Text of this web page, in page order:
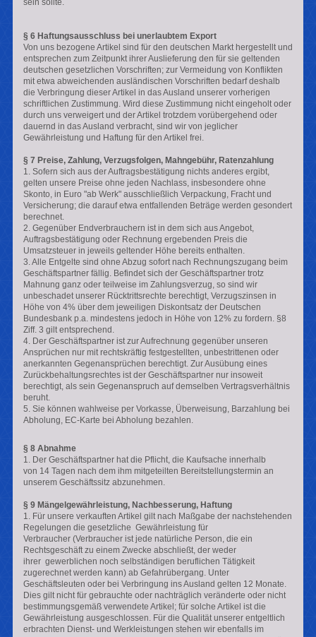
sein sollte.
§ 6 Haftungsausschluss bei unerlaubtem Export
Von uns bezogene Artikel sind für den deutschen Markt hergestellt und
entsprechen zum Zeitpunkt ihrer Auslieferung den für sie geltenden
deutschen gesetzlichen Vorschriften; zur Vermeidung von Konflikten
mit etwa abweichenden ausländischen Vorschriften bedarf deshalb
die Verbringung dieser Artikel in das Ausland unserer vorherigen
schriftlichen Zustimmung. Wird diese Zustimmung nicht eingeholt oder
durch uns verweigert und der Artikel trotzdem vorübergehend oder
dauernd in das Ausland verbracht, sind wir von jeglicher
Gewährleistung und Haftung für den Artikel frei.
§ 7 Preise, Zahlung, Verzugsfolgen, Mahngebühr, Ratenzahlung
1. Sofern sich aus der Auftragsbestätigung nichts anderes ergibt,
gelten unsere Preise ohne jeden Nachlass, insbesondere ohne
Skonto, in Euro "ab Werk" ausschließlich Verpackung, Fracht und
Versicherung; die darauf etwa entfallenden Beträge werden gesondert
berechnet.
2. Gegenüber Endverbrauchern ist in dem sich aus Angebot,
Auftragsbestätigung oder Rechnung ergebenden Preis die
Umsatzsteuer in jeweils geltender Höhe bereits enthalten.
3. Alle Entgelte sind ohne Abzug sofort nach Rechnungszugang beim
Geschäftspartner fällig. Befindet sich der Geschäftspartner trotz
Mahnung ganz oder teilweise im Zahlungsverzug, so sind wir
unbeschadet unserer Rücktrittsrechte berechtigt, Verzugszinsen in
Höhe von 4% über dem jeweiligen Diskontsatz der Deutschen
Bundesbank p.a. mindestens jedoch in Höhe von 12% zu fordern. §8
Ziff. 3 gilt entsprechend.
4. Der Geschäftspartner ist zur Aufrechnung gegenüber unseren
Ansprüchen nur mit rechtskräftig festgestellten, unbestrittenen oder
anerkannten Gegenansprüchen berechtigt. Zur Ausübung eines
Zurückbehaltungsrechtes ist der Geschäftspartner nur insoweit
berechtigt, als sein Gegenanspruch auf demselben Vertragsverhältnis
beruht.
5. Sie können wahlweise per Vorkasse, Überweisung, Barzahlung bei
Abholung, EC-Karte bei Abholung bezahlen.
§ 8 Abnahme
1. Der Geschäftspartner hat die Pflicht, die Kaufsache innerhalb
von 14 Tagen nach dem ihm mitgeteilten Bereitstellungstermin an
unserem Geschäftssitz abzunehmen.
§ 9 Mängelgewährleistung, Nachbesserung, Haftung
1. Für unsere verkauften Artikel gilt nach Maßgabe der nachstehenden
Regelungen die gesetzliche Gewährleistung für
Verbraucher (Verbraucher ist jede natürliche Person, die ein
Rechtsgeschäft zu einem Zwecke abschließt, der weder
ihrer gewerblichen noch selbständigen beruflichen Tätigkeit
zugerechnet werden kann)ab Gefahrübergang. Unter
Geschäftsleuten oder bei Verbringung ins Ausland gelten 12 Monate.
Dies gilt nicht für gebrauchte oder nachträglich veränderte oder nicht
bestimmungsgemäß verwendete Artikel; für solche Artikel ist die
Gewährleistung ausgeschlossen. Für die Qualität unserer entgeltlich
erbrachten Dienst- und Werkleistungen stehen wir ebenfalls im